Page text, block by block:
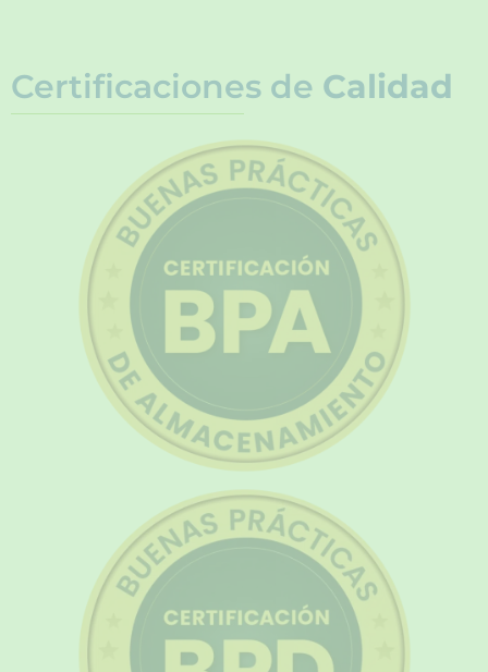
Certificaciones de Calidad